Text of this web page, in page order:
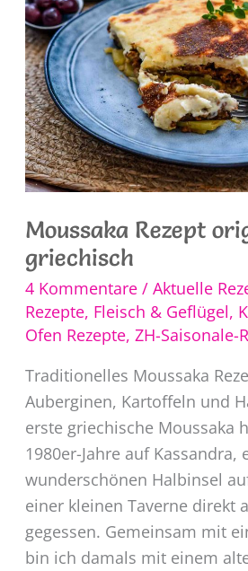
Moussaka Rezept
griechisch
4 Kommentare / Aktuelle
Rezepte, Fleisch & Geflügel,
Ofen Rezepte, ZH-Saisonale-
Traditionelles Moussaka
Auberginen, Kartoffeln und
erste griechische Moussaka
1980er-Jahre auf Kassandra,
wunderschönen Halbinsel
einer kleinen Taverne direkt
gegessen. Gemeinsam mit
bin ich damals mit einem